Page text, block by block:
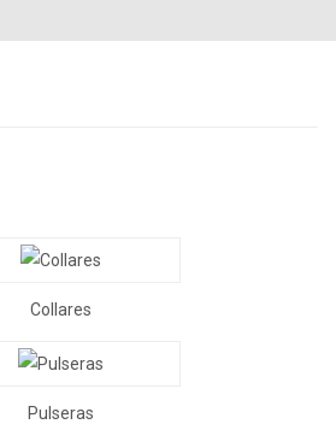
Collares
Pulseras